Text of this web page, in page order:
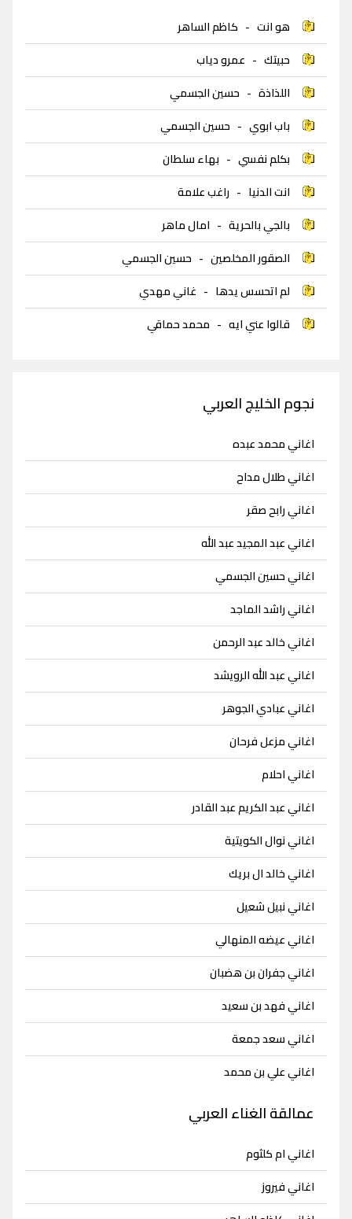
هو انت - كاظم الساهر
حبيتك - عمرو دياب
اللذاذة - حسين الجسمي
باب ابوي - حسين الجسمي
بكلم نفسي - بهاء سلطان
انت الدنيا - راغب علامة
بالجي بالحرية - امال ماهر
الصقور المخلصين - حسين الجسمي
لم اتحسس يدها - غاني مهدي
قالوا عني ايه - محمد حماقي
نجوم الخليج العربي
اغاني محمد عبده
اغاني طلال مداح
اغاني رابح صقر
اغاني عبد المجيد عبد الله
اغاني حسين الجسمي
اغاني راشد الماجد
اغاني خالد عبد الرحمن
اغاني عبد الله الرويشد
اغاني عبادي الجوهر
اغاني مزعل فرحان
اغاني احلام
اغاني عبد الكريم عبد القادر
اغاني نوال الكويتية
اغاني خالد ال بريك
اغاني نبيل شعيل
اغاني عيضه المنهالي
اغاني جفران بن هضبان
اغاني فهد بن سعيد
اغاني سعد جمعة
اغاني علي بن محمد
عمالقة الغناء العربي
اغاني ام كلثوم
اغاني فيروز